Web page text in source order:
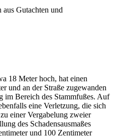
Gutachten und
18 Meter hoch, hat einen
und an der Straße zugewanden
im Bereich des Stammfußes. Auf
eine Verletzung, die sich
einer Vergabelung zweier
des Schadensausmaßes
und 100 Zentimeter